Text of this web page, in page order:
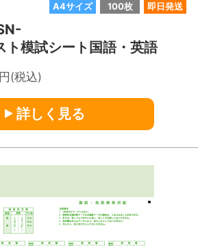
A4サイズ 100枚 即日発送
模試シート国語・英語
円(税込)
詳しく見る